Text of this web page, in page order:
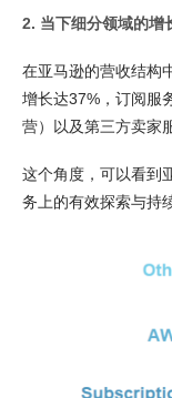
2. 当下细分领域的增
在亚马逊的营收结构
增长达37%，订阅服
营）以及第三方卖家
这个角度，可以看到
务上的有效探索与持